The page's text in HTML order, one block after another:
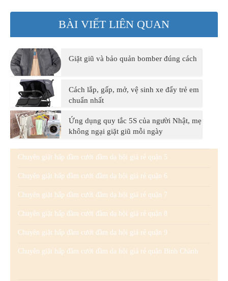
BÀI VIẾT LIÊN QUAN
Giặt giũ và bảo quản bomber đúng cách
Cách lắp, gấp, mở, vệ sinh xe đẩy trẻ em
chuẩn nhất
Ứng dụng quy tắc 5S của người Nhật, mẹ
không ngại giặt giũ mỗi ngày
Chuyên giặt hấp đầm cưới đầm dạ hội giá rẻ quận 5
Chuyên giặt hấp đầm cưới đầm dạ hội giá rẻ quận 6
Chuyên giặt hấp đầm cưới đầm dạ hội giá rẻ quận 7
Chuyên giặt hấp đầm cưới đầm dạ hội giá rẻ quận 8
Chuyên giặt hấp đầm cưới đầm dạ hội giá rẻ quận 9
Chuyên giặt hấp đầm cưới đầm dạ hội giá rẻ quận Bình Chánh